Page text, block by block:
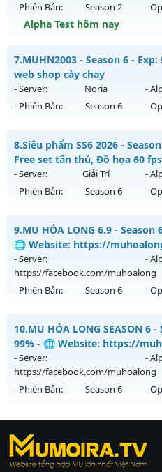
Exp: 9999x - Drop: 90%
Kiểu reset: Reset In Game
Antihack: Gold dragon
- Phiên Bản:
Season 2 -
Alpha Test hôm nay
Mu mới ra tháng 08 2026 - Mở
ngày 10/08/2626
Exp: 200x - Drop: 20%
Thể loại: Mu Bán Đồ Full Trong
Antihack: GameGuard
7.MUHN2003 - Season 6 -
web shop cày chay
- Server: Noria -
- Phiên Bản:
Season 6 -
MUHN2003 - không web shop
Mu mới ra tháng 08 2026 - Mở
05/08/2626
Exp: 9999x - Drop: 50%
Thể loại: Mu Nguyên bản
Antihack: XSHield
8.Siêu phẩm SS6 2026 -
Free set tân thủ, Đồ họa 60 fps
- Server: Giải Trí -
- Phiên Bản:
Season 6 -
Siêu phẩm SS6 2026 - Free
Mu mới ra tháng 08 2026 - Mở
ngày 03/08/2626
Exp: 9999x - Drop: 90%
Thể loại: Mu Bán Đồ Full Trong
Antihack: Anti Phoenix
9.MU HỎA LONG 6.9 - Season
🌐 Website: https://
- Server:
https://facebook.com/muhoalong
-
- Phiên Bản: Season 6 -
MU HỎA LONG 6.9 - 🌐
Mu mới ra tháng 08 2026 - Mở
https://facebook.com/
06/08/2626
Exp: 9999x - Drop: 20%
Thể loại: Mu Nguyên bản
Antihack: XShield
10.MU HỎA LONG SEASON 6
99% - 🌐 Website: https://
- Server:
https://facebook.com/muhoalong
-
- Phiên Bản: Season 6 -
MU HỎA LONG SEASON 6 - 🌐
https://muhoalong.pro
Mu mới ra tháng 08 2026 - Mở
https://ktdb.net/ |
đổi thưởng
|Xôi Lạc